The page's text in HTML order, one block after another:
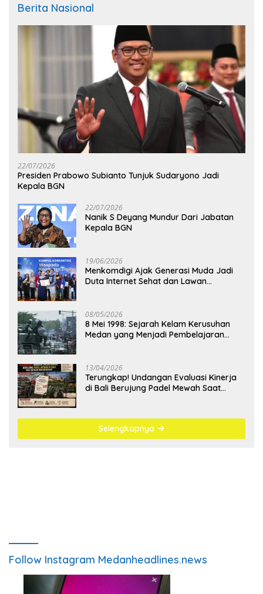
Berita Nasional
22/07/2026
Presiden Prabowo Subianto Tunjuk Sudaryono Jadi
Kepala BGN
22/07/2026
Nanik S Deyang Mundur Dari Jabatan
Kepala BGN
19/06/2026
Menkomdigi Ajak Generasi Muda Jadi
Duta Internet Sehat dan Lawan
08/05/2026
8 Mei 1998: Sejarah Kelam Kerusuhan
Medan yang Menjadi Pembelajaran
13/04/2026
Terungkap! Undangan Evaluasi Kinerja
di Bali Berujung Padel Mewah Saat
Selengkapnya
Follow Instagram Medanheadlines.news